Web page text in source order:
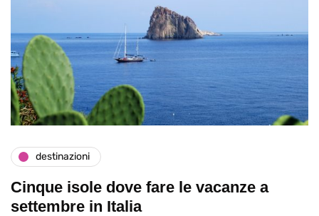
destinazioni
Cinque isole dove fare le vacanze a
settembre in Italia